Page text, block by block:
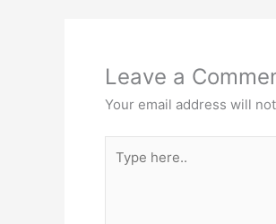
Leave a
Your email address will
here..